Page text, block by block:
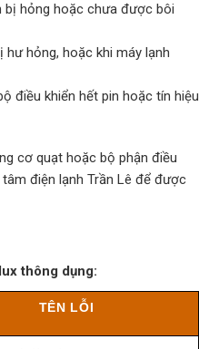
bị hỏng hoặc chưa được bôi
hỏng, hoặc khi máy lạnh
điều khiển hết pin hoặc tín hiệu
cơ quạt hoặc bộ phận điều
tâm điện lạnh Trần Lê để được
thông dụng:
TÊN LỖI